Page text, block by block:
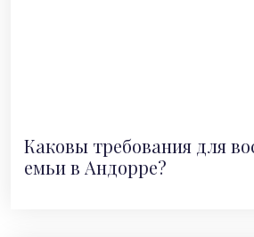
Каковы требования для
емьи в Андорре?